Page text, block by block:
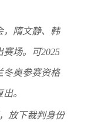
，隋文静、韩
场。可2025
冬奥参赛资格
。
放下裁判身份